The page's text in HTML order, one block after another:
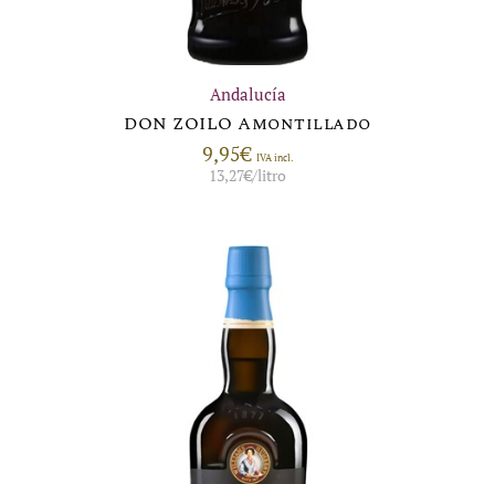
Andalucía
DON ZOILO Amontillado
9,95€ IVA incl.
13,27€/litro